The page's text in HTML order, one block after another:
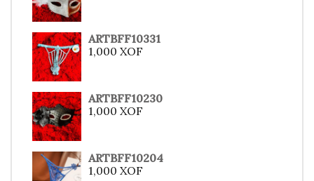
ARTBFF10331
1,000 XOF
ARTBFF10230
1,000 XOF
ARTBFF10204
1,000 XOF